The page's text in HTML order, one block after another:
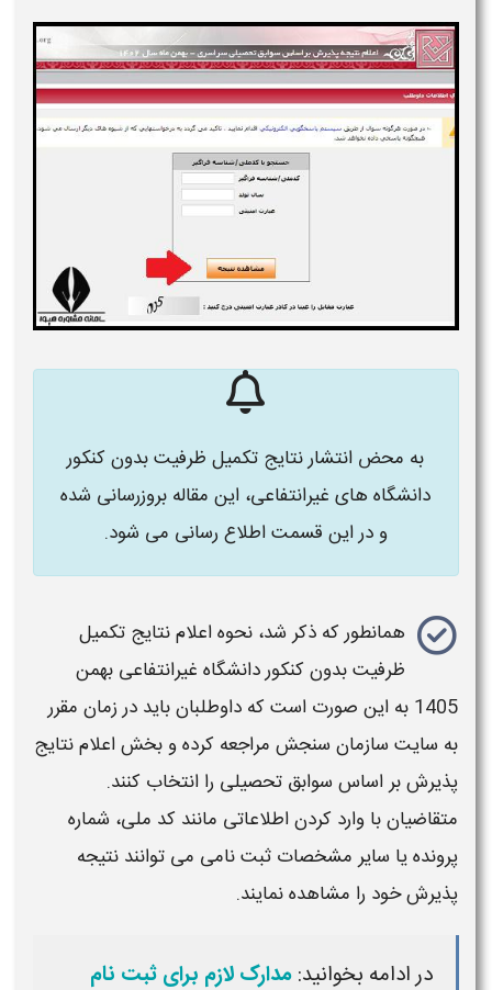
به محض انتشار نتایج تکمیل ظرفیت بدون کنکور
دانشگاه های غیرانتفاعی، این مقاله بروزرسانی شده
و در این قسمت اطلاع رسانی می شود.
همانطور که ذکر شد، نحوه اعلام نتایج تکمیل
ظرفیت بدون کنکور دانشگاه غیرانتفاعی بهمن
1405 به این صورت است که داوطلبان باید در زمان مقرر
به سایت سازمان سنجش مراجعه کرده و بخش اعلام نتایج
پذیرش بر اساس سوابق تحصیلی را انتخاب کنند.
متقاضیان با وارد کردن اطلاعاتی مانند کد ملی، شماره
پرونده یا سایر مشخصات ثبت‌ نامی می‌ توانند نتیجه
پذیرش خود را مشاهده نمایند.
در ادامه بخوانید:مدارک لازم برای ثبت نام